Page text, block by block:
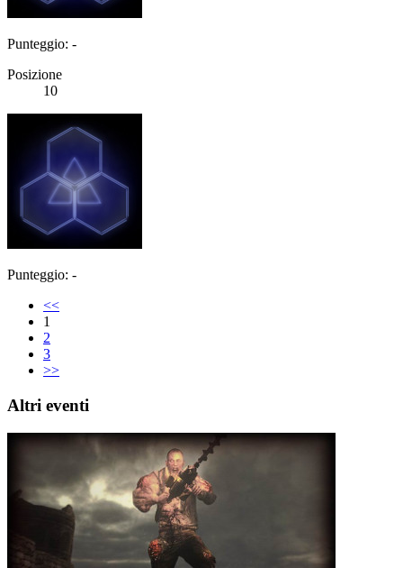
Punteggio: -
Posizione
10
Punteggio: -
<<
1
2
3
>>
Altri eventi